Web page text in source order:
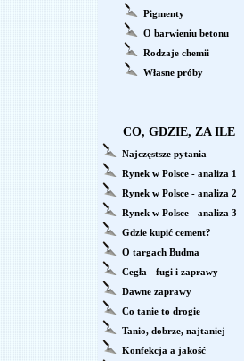
Pigmenty
O barwieniu betonu
Rodzaje chemii
Własne próby
CO, GDZIE, ZA ILE
Najczęstsze pytania
Rynek w Polsce - analiza 1
Rynek w Polsce - analiza 2
Rynek w Polsce - analiza 3
Gdzie kupić cement?
O targach Budma
Cegła - fugi i zaprawy
Dawne zaprawy
Co tanie to drogie
Tanio, dobrze, najtaniej
Konfekcja a jakość